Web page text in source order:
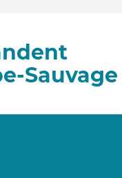
Sauvage